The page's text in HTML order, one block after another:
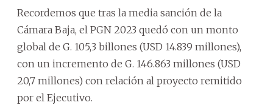
Recordemos que tras la media sanción de la
Cámara Baja, el PGN 2023 quedó con un monto
global de G. 105,3 billones (USD 14.839 millones),
con un incremento de G. 146.863 millones (USD
20,7 millones) con relación al proyecto remitido
por el Ejecutivo.